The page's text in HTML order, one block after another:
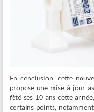
En conclusion, cette
propose une mise à jour
fêté ses 10 ans cette
certains points,